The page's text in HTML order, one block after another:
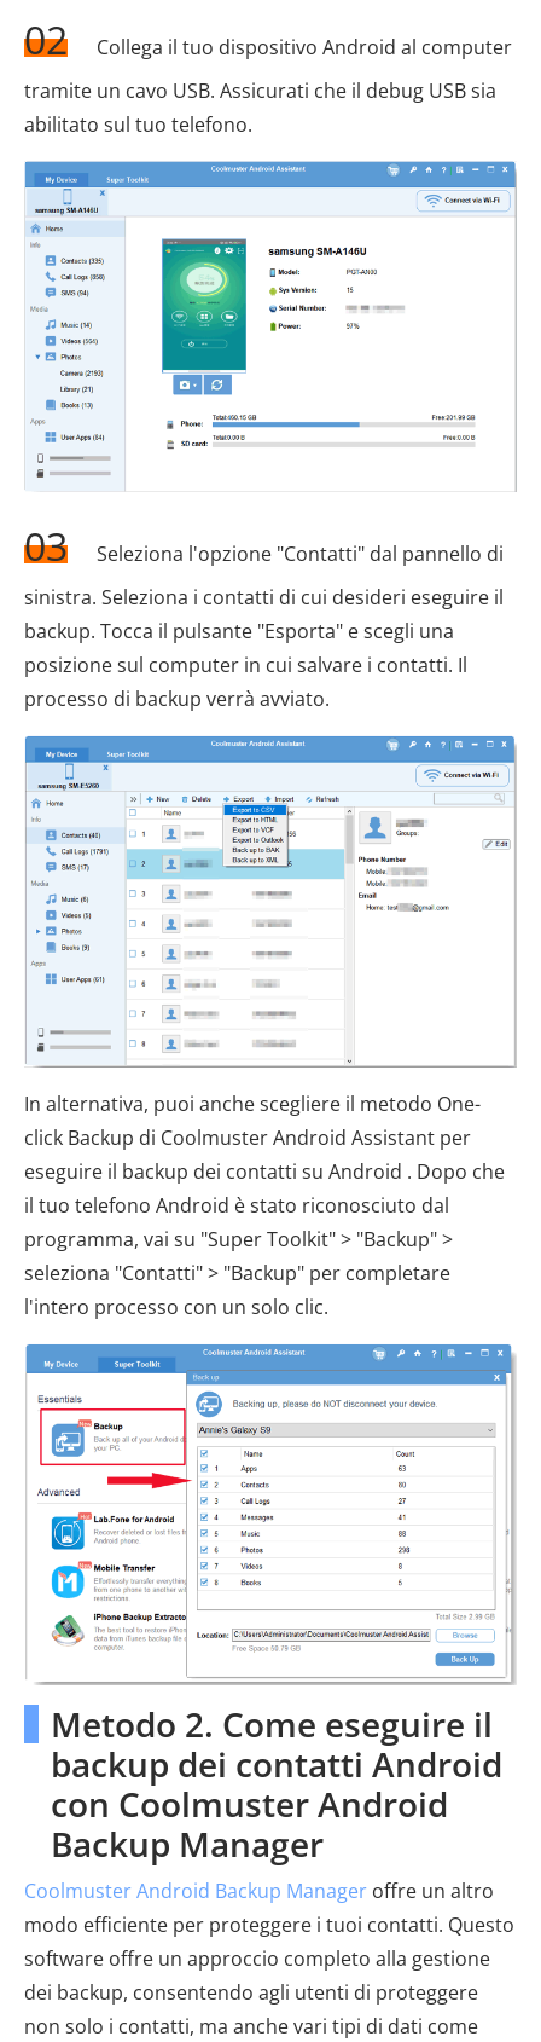
02
Collega il tuo dispositivo Android al computer
tramite un cavo USB. Assicurati che il debug USB sia
abilitato sul tuo telefono.
03
Seleziona l'opzione "Contatti" dal pannello di
sinistra. Seleziona i contatti di cui desideri eseguire il
backup. Tocca il pulsante "Esporta" e scegli una
posizione sul computer in cui salvare i contatti. Il
processo di backup verrà avviato.
In alternativa, puoi anche scegliere il metodo One-
click Backup di Coolmuster Android Assistant per
eseguire il backup dei contatti su Android . Dopo che
il tuo telefono Android è stato riconosciuto dal
programma, vai su "Super Toolkit" > "Backup" >
seleziona "Contatti" > "Backup" per completare
l'intero processo con un solo clic.
Metodo 2. Come eseguire il
backup dei contatti Android
con Coolmuster Android
Backup Manager
Coolmuster Android Backup Manager offre un altro
modo efficiente per proteggere i tuoi contatti. Questo
software offre un approccio completo alla gestione
dei backup, consentendo agli utenti di proteggere
non solo i contatti, ma anche vari tipi di dati come